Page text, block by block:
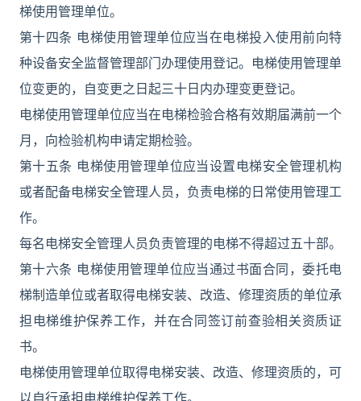
梯使用管理单位。
第十四条 电梯使用管理单位应当在电梯投入使用前向特
种设备安全监督管理部门办理使用登记。电梯使用管理单
位变更的，自变更之日起三十日内办理变更登记。
电梯使用管理单位应当在电梯检验合格有效期届满前一个
月，向检验机构申请定期检验。
第十五条 电梯使用管理单位应当设置电梯安全管理机构
或者配备电梯安全管理人员，负责电梯的日常使用管理工
作。
每名电梯安全管理人员负责管理的电梯不得超过五十部。
第十六条 电梯使用管理单位应当通过书面合同，委托电
梯制造单位或者取得电梯安装、改造、修理资质的单位承
担电梯维护保养工作，并在合同签订前查验相关资质证
书。
电梯使用管理单位取得电梯安装、改造、修理资质的，可
以自行承担电梯维护保养工作。